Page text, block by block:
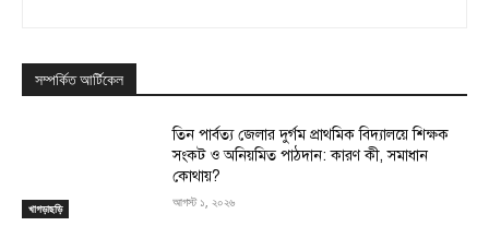
সম্পর্কিত আর্টিকেল
খাগড়াছড়ি
তিন পার্বত্য জেলার দুর্গম প্রাথমিক বিদ্যালয়ে শিক্ষক
সংকট ও অনিয়মিত পাঠদান: কারণ কী, সমাধান
কোথায়?
আগস্ট ১, ২০২৬